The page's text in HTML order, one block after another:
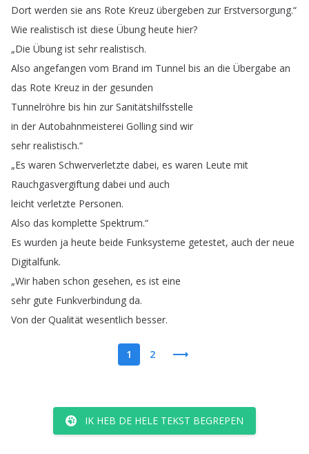
Dort werden sie ans Rote Kreuz übergeben zur Erstversorgung.“
Wie realistisch ist diese Übung heute hier?
„Die Übung ist sehr realistisch.
Also angefangen vom Brand im Tunnel bis an die Übergabe an
das Rote Kreuz in der gesunden
Tunnelröhre bis hin zur Sanitätshilfsstelle
in der Autobahnmeisterei Golling sind wir
sehr realistisch.“
„Es waren Schwerverletzte dabei, es waren Leute mit
Rauchgasvergiftung dabei und auch
leicht verletzte Personen.
Also das komplette Spektrum.“
Es wurden ja heute beide Funksysteme getestet, auch der neue
Digitalfunk.
„Wir haben schon gesehen, es ist eine
sehr gute Funkverbindung da.
Von der Qualität wesentlich besser.
1 2
IK HEB DE HELE TEKST BEGREPEN